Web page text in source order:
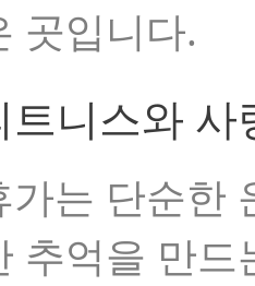
곳입니다.
트니스와 사
가는 단순한
추억을 만